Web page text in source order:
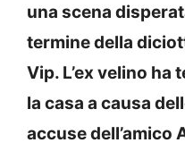
una scena
termine della
Vip. L’ex velino
la casa a causa
accuse dell’amico